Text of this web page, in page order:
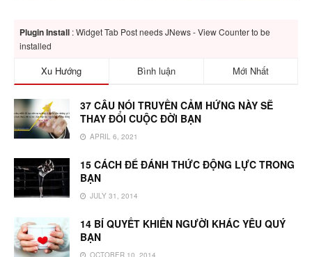
Plugin Install : Widget Tab Post needs JNews - View Counter to be
installed
Xu Hướng Bình luận Mới Nhất
37 CÂU NÓI TRUYỀN CẢM HỨNG NÀY SẼ
THAY ĐỔI CUỘC ĐỜI BẠN
APRIL 6, 2021
15 CÁCH ĐỂ ĐÁNH THỨC ĐỘNG LỰC TRONG
BẠN
JULY 31, 2014
14 BÍ QUYẾT KHIẾN NGƯỜI KHÁC YÊU QUÝ
BẠN
OCTOBER 10, 2014